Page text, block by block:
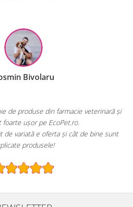
și
sunt
EcoPet.ro este salvarea mea
hrană sau produse
E greu să găsești un